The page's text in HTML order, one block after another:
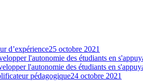
d’expérience25 octobre 2021
l'autonomie des étudiants en
l'autonomie des étudiants en
pédagogique24 octobre 2021